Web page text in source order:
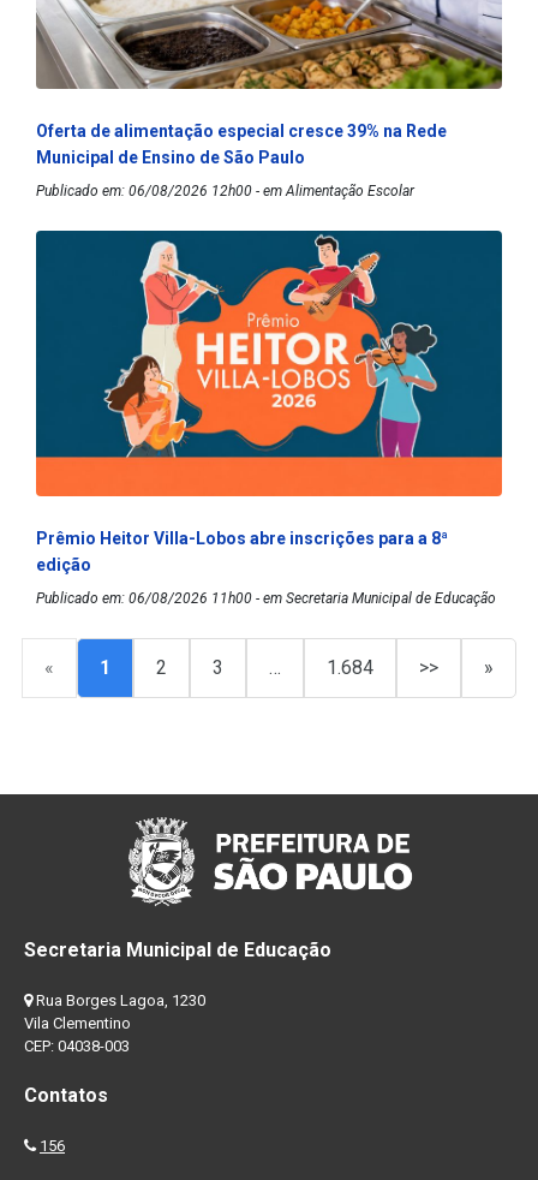
Oferta de alimentação especial cresce 39% na Rede
Municipal de Ensino de São Paulo
Publicado em: 06/08/2026 12h00 - em Alimentação Escolar
Prêmio Heitor Villa-Lobos abre inscrições para a 8ª
edição
Publicado em: 06/08/2026 11h00 - em Secretaria Municipal de Educação
« 1 2 3 … 1.684 >> »
Secretaria Municipal de Educação
Rua Borges Lagoa, 1230
Vila Clementino
CEP: 04038-003
Contatos
156